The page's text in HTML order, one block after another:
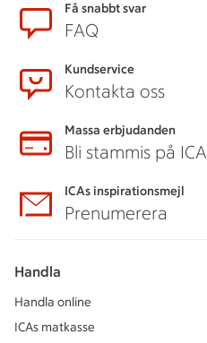
Få snabbt svar
FAQ
Kundservice
Kontakta oss
Massa erbjudanden
Bli stammis på ICA
ICAs inspirationsmejl
Prenumerera
Handla
Handla online
ICAs matkasse